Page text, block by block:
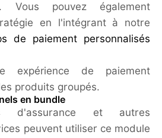
Vous pouvez également
en l'intégrant à notre
de paiement personnalisés
expérience de paiement
produits groupés.
en bundle
d'assurance et autres
peuvent utiliser ce module